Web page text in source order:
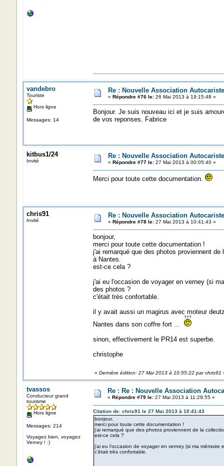
vandebro
Touriste
Hors ligne
Messages: 14
Re : Nouvelle Association
« Répondre #76 le:26 Mai 2013 à 19:15:48 »
Bonjour. Je suis nouveau ici et je suis
de vos reponses. Fabrice
kitbus1/24
Invité
Re : Nouvelle Association
« Répondre #77 le:27 Mai 2013 à 00:05:40 »
Merci pour toute cette documentation.
chris91
Invité
Re : Nouvelle Association
« Répondre #78 le:27 Mai 2013 à 10:41:43 »
bonjour,
merci pour toute cette documentation !
j'ai remarqué que des photos proviennent
à Nantes.
est-ce cela ?
j'ai eu l'occasion de voyager en verney (si
des photos ?
c'était très confortable.
il y avait aussi un magirus avec moteur
Nantes dans son coffre fort ...
sinon, effectivement le PR14 est superbe.
christophe
« Dernière édition: 27 Mai 2013 à 10:55:22 par chris91
tvassos
Conducteur grand
tourisme
Hors ligne
Messages: 214
Voyagez bien, voyagez
Verney ! :)
Re : Re : Nouvelle Association
« Répondre #79 le:27 Mai 2013 à 11:29:55 »
Citation de: chris91 le 27 Mai 2013 à 10:41:43
bonjour,
merci pour toute cette documentation !
j'ai remarqué que des photos proviennent de la
est-ce cela ?
j'ai eu l'occasion de voyager en verney (si ma
c'était très confortable.